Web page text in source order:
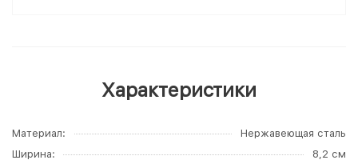
Характеристики
Материал
Нержавеющая сталь
Ширина
8,2 см